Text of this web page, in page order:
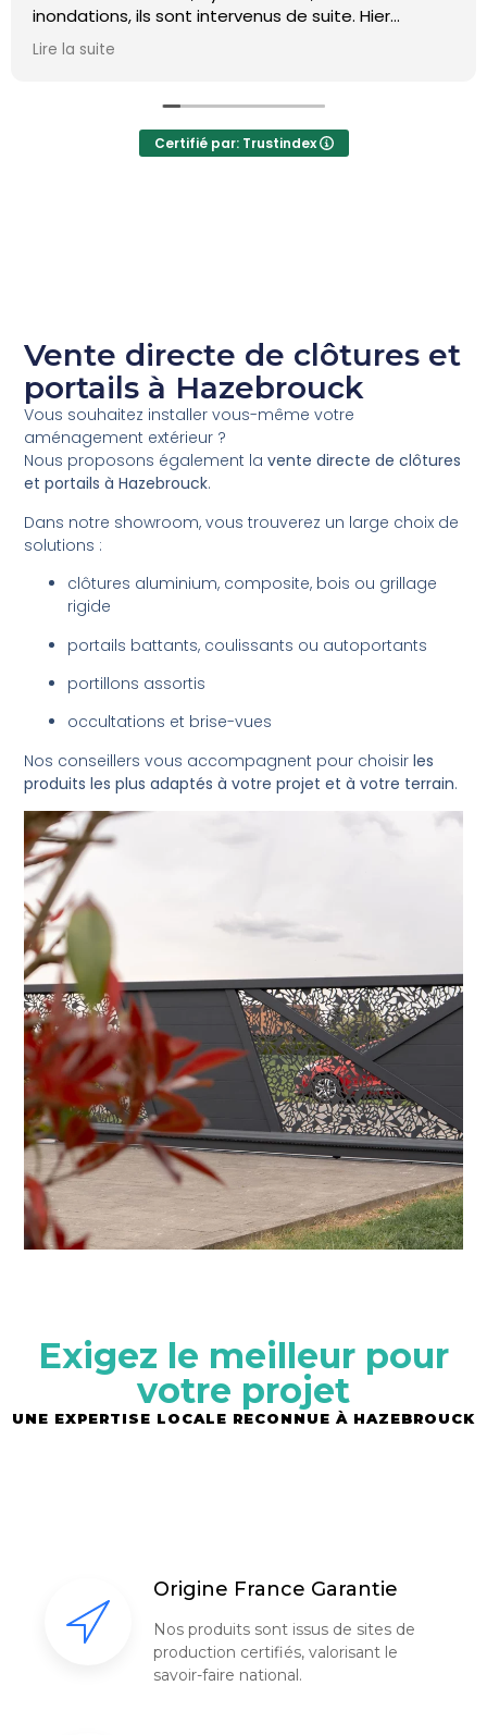
souci
Certifié par: Trustindex
Vente directe de clôtures et
portails à Hazebrouck
Vous souhaitez installer vous-même votre
aménagement extérieur ?
Nous proposons également lavente directe de clôtures
et portails à Hazebrouck.
Dans notre showroom, vous trouverez un large choix de
solutions :
clôtures aluminium, composite, bois ou grillage
rigide
portails battants, coulissants ou autoportants
portillons assortis
occultations et brise-vues
Nos conseillers vous accompagnent pour choisirles
produits les plus adaptés à votre projet et à votre terrain.
Exigez le meilleur pour
votre projet
UNE EXPERTISE LOCALE RECONNUE À HAZEBROUCK
Origine France Garantie
Nos produits sont issus de sites de
production certifiés, valorisant le
savoir-faire national.